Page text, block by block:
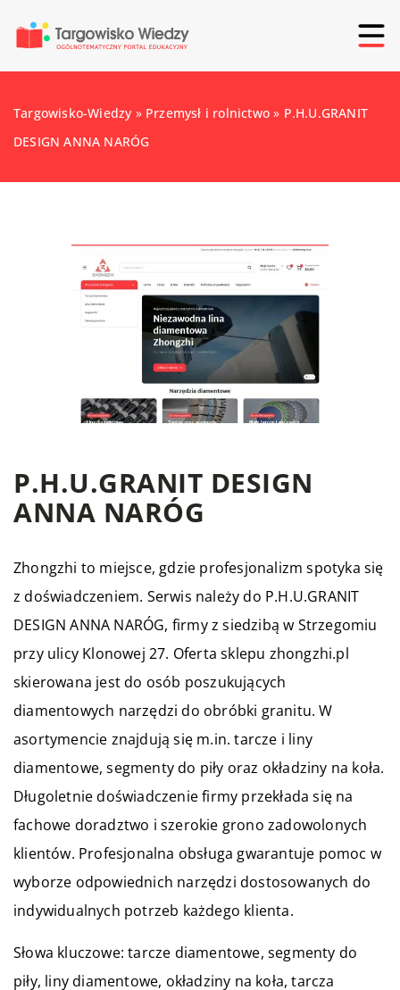
Targowisko-Wiedzy » Przemysł i rolnictwo » P.H.U.GRANIT
DESIGN ANNA NARÓG
P.H.U.GRANIT DESIGN
ANNA NARÓG
Zhongzhi to miejsce, gdzie profesjonalizm spotyka się
z doświadczeniem. Serwis należy do P.H.U.GRANIT
DESIGN ANNA NARÓG, firmy z siedzibą w Strzegomiu
przy ulicy Klonowej 27. Oferta sklepu zhongzhi.pl
skierowana jest do osób poszukujących
diamentowych narzędzi do obróbki granitu. W
asortymencie znajdują się m.in. tarcze i liny
diamentowe, segmenty do piły oraz okładziny na koła.
Długoletnie doświadczenie firmy przekłada się na
fachowe doradztwo i szerokie grono zadowolonych
klientów. Profesjonalna obsługa gwarantuje pomoc w
wyborze odpowiednich narzędzi dostosowanych do
indywidualnych potrzeb każdego klienta.
Słowa kluczowe: tarcze diamentowe, segmenty do
piły, liny diamentowe, okładziny na koła,tarcza